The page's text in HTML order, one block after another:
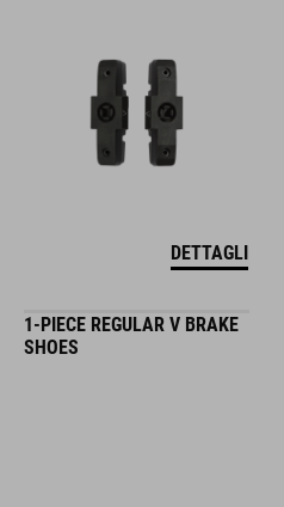
DETTAGLI
1-PIECE REGULAR V BRAKE
SHOES